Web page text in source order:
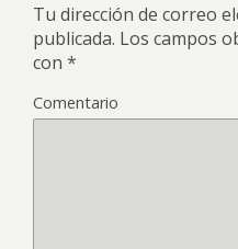
Tu dirección de correo
publicada. Los campos
con *
Comentario